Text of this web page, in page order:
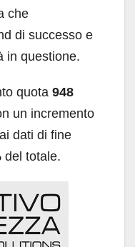
che
di successo e
in questione.
quota 948
un incremento
dati di fine
del totale.